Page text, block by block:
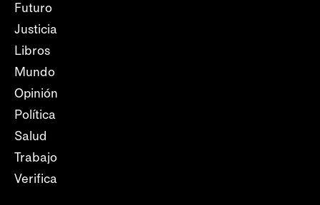
Futuro
Justicia
Libros
Mundo
Opinión
Política
Salud
Trabajo
Verifica